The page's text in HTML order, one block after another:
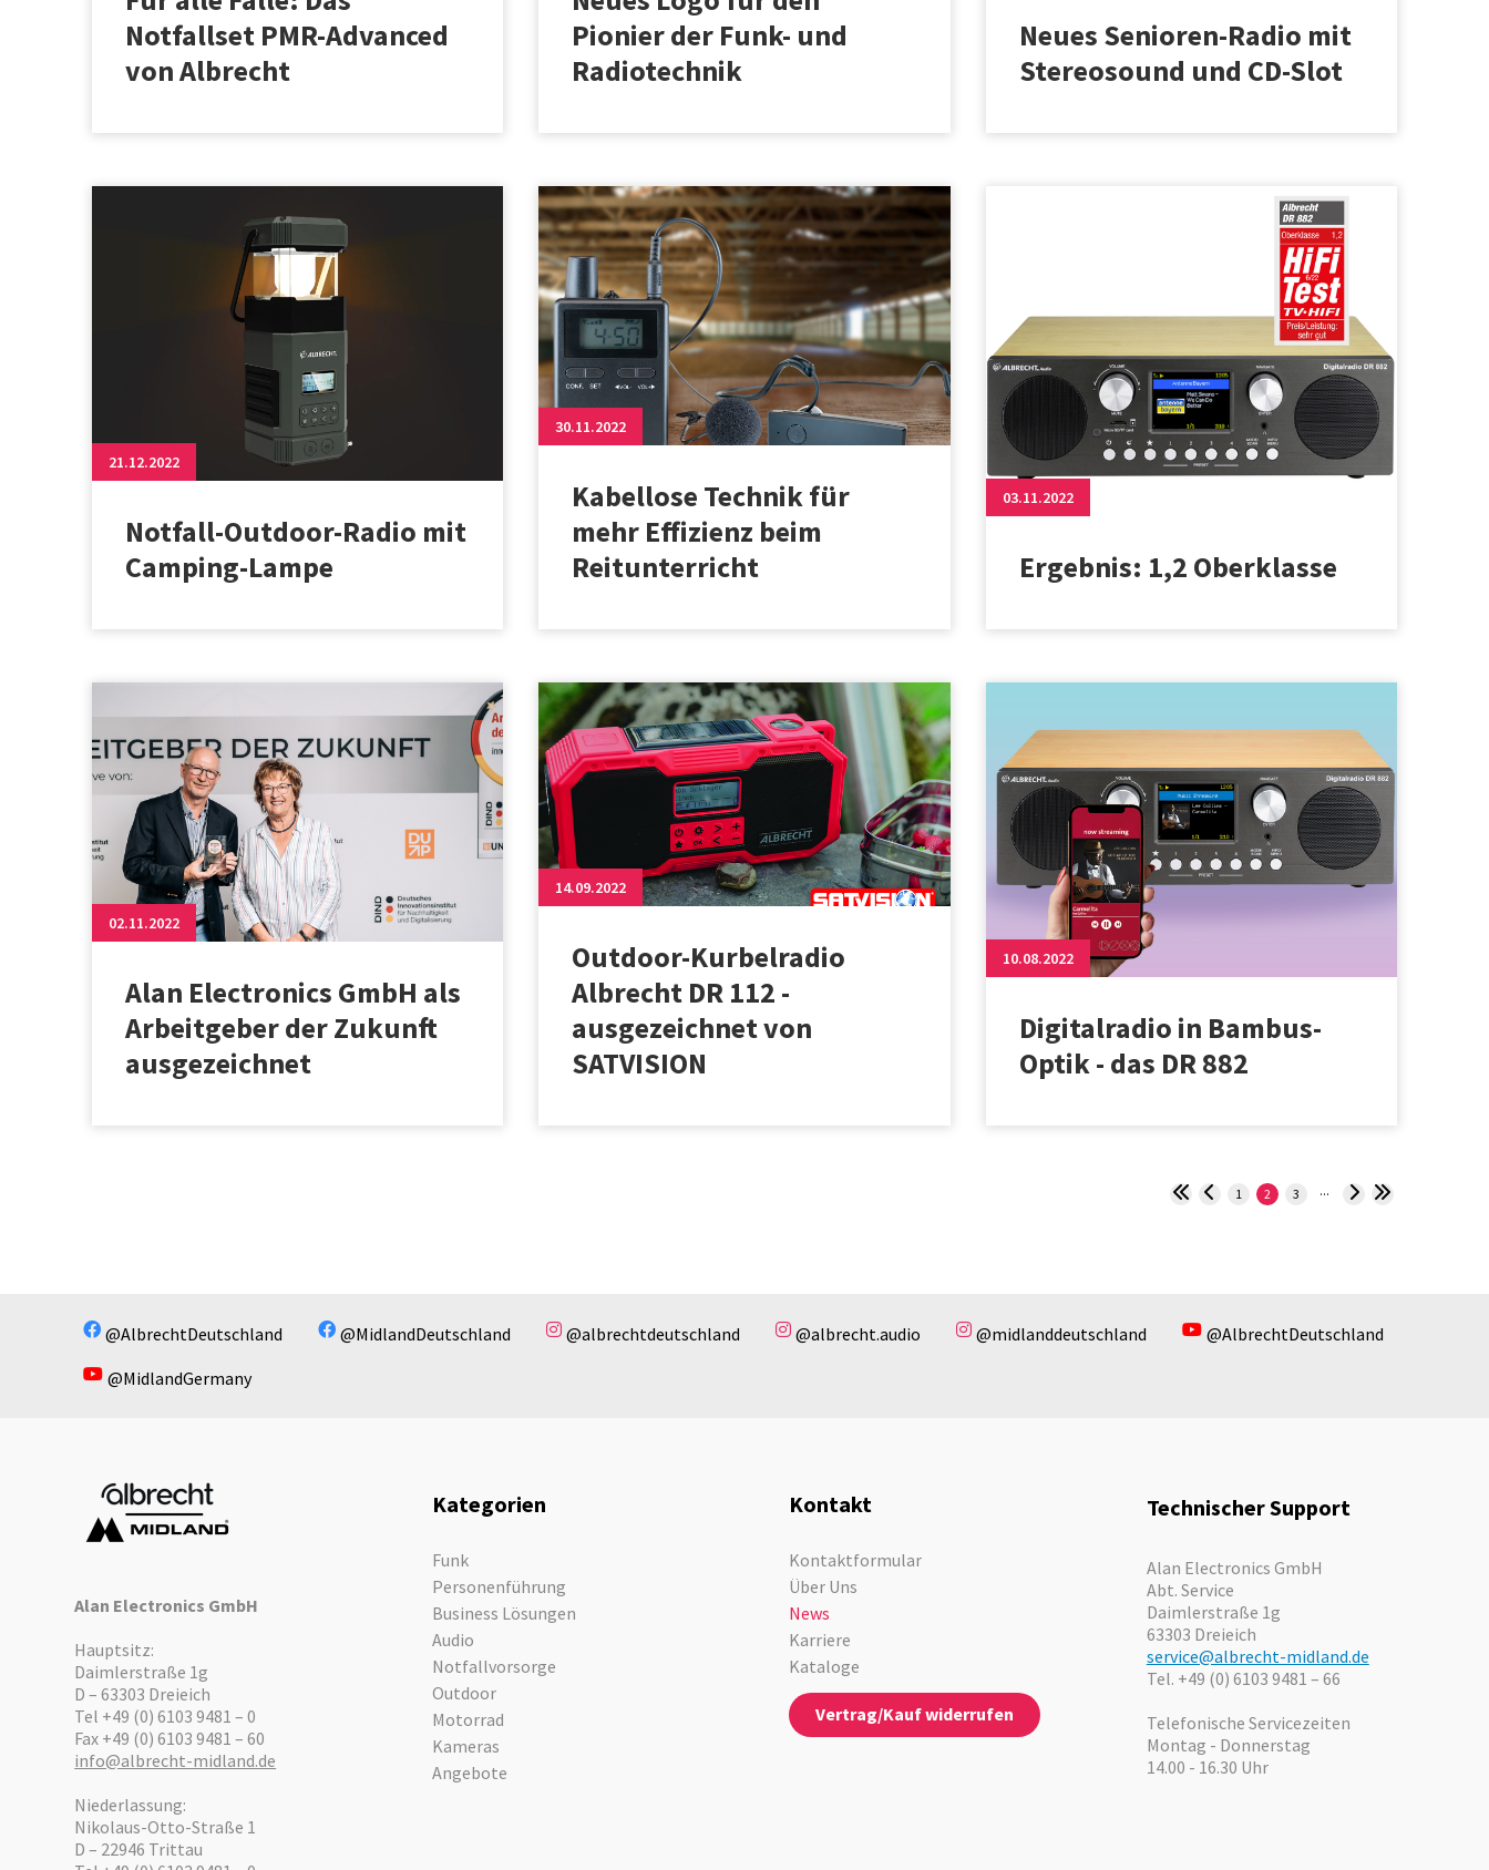
Notfallset PMR-Advanced
von Albrecht
Pionier der Funk- und
Radiotechnik
Neues Senioren-Radio mit
Stereosound und CD-Slot
21.12.2022
Notfall-Outdoor-Radio mit
Camping-Lampe
30.11.2022
Kabellose Technik für
mehr Effizienz beim
Reitunterricht
03.11.2022
Ergebnis: 1,2 Oberklasse
02.11.2022
Alan Electronics GmbH als
Arbeitgeber der Zukunft
ausgezeichnet
14.09.2022
Outdoor-Kurbelradio
Albrecht DR 112 -
ausgezeichnet von
SATVISION
10.08.2022
Digitalradio in Bambus-
Optik - das DR 882
1 2 3 ...
@AlbrechtDeutschland @MidlandDeutschland @albrechtdeutschland @albrecht.audio @midlanddeutschland
@AlbrechtDeutschland
@MidlandGermany
Alan Electronics GmbH
Hauptsitz:
Daimlerstraße 1g
D – 63303 Dreieich
Tel +49 (0) 6103 9481 – 0
Fax +49 (0) 6103 9481 – 60
info@albrecht-midland.de
Niederlassung:
Nikolaus-Otto-Straße 1
D – 22946 Trittau
Kategorien
Funk
Personenführung
Business Lösungen
Audio
Notfallvorsorge
Outdoor
Motorrad
Kameras
Angebote
Kontakt
Kontaktformular
Über Uns
News
Karriere
Kataloge
Vertrag/Kauf widerrufen
Technischer Support
Alan Electronics GmbH
Abt. Service
Daimlerstraße 1g
63303 Dreieich
service@albrecht-midland.de
Tel. +49 (0) 6103 9481 – 66
Telefonische Servicezeiten
Montag - Donnerstag
14.00 - 16.30 Uhr